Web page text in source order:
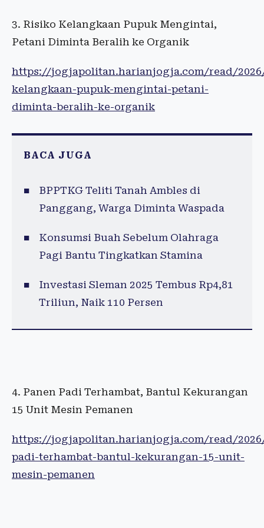
Risiko Kelangkaan Pupuk Mengintai,
Petani Diminta Beralih ke Organik
https://jogjapolitan.harianjogja.com/read/
kelangkaan-pupuk-mengintai-petani-
diminta-beralih-ke-organik
BACA JUGA
BPPTKG Teliti Tanah Ambles di
Panggang, Warga Diminta Waspada
Konsumsi Buah Sebelum Olahraga
Pagi Bantu Tingkatkan Stamina
Investasi Sleman 2025 Tembus Rp4,81
Triliun, Naik 110 Persen
Panen Padi Terhambat, Bantul Kekurangan
15 Unit Mesin Pemanen
https://jogjapolitan.harianjogja.com/read/
padi-terhambat-bantul-kekurangan-15-unit-
mesin-pemanen